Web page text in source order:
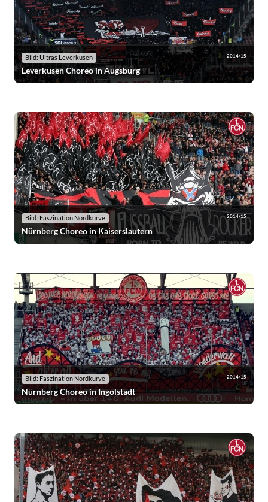
Bild: Ultras Leverkusen 2014/15
Leverkusen Choreo in Augsburg
Bild: Faszination Nordkurve 2014/15
Nürnberg Choreo in Kaiserslautern
Bild: Faszination Nordkurve 2014/15
Nürnberg Choreo in Ingolstadt